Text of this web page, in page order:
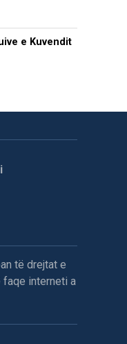
e Kuvendit
të drejtat e
faqe interneti a